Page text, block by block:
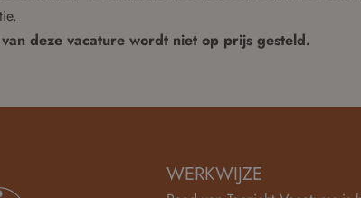
deze vacature wordt niet op prijs gesteld.
WERKWIJZE